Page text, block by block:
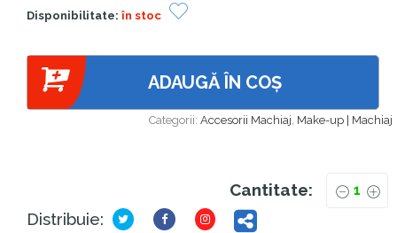
Categorii: Accesorii Machiaj, Make-up | Machiaj
Disponibilitate: în stoc
ADAUGĂ ÎN COȘ
Cantitate:
Distribuie: